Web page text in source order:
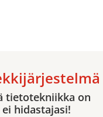
tietotekniikka on
hidastajasi!